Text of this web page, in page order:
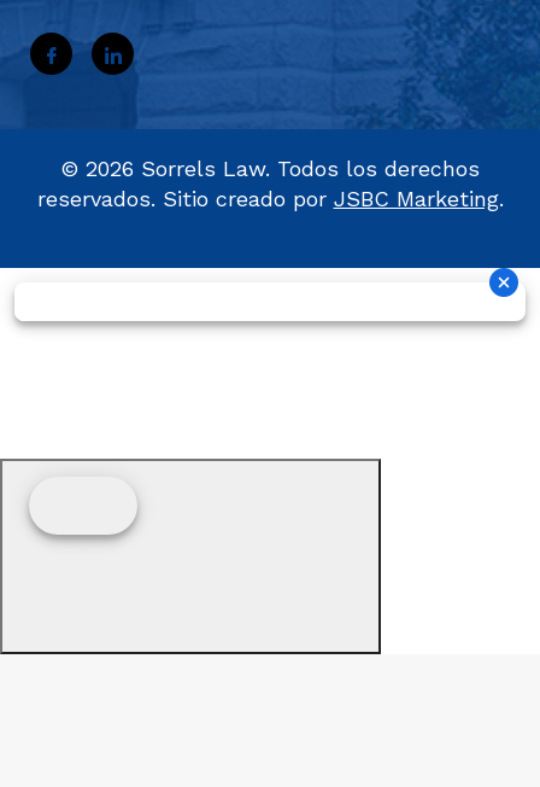
© 2026 Sorrels Law. Todos los derechos
reservados. Sitio creado por JSBC Marketing.